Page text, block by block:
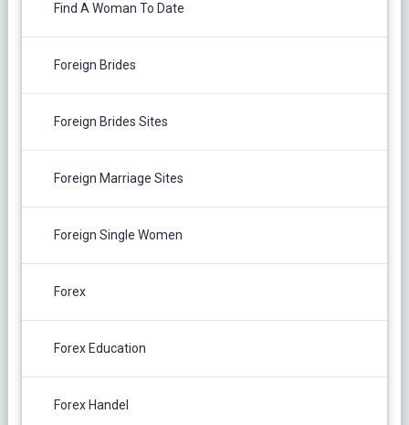
Find A Woman To Date
Foreign Brides
Foreign Brides Sites
Foreign Marriage Sites
Foreign Single Women
Forex
Forex Education
Forex Handel